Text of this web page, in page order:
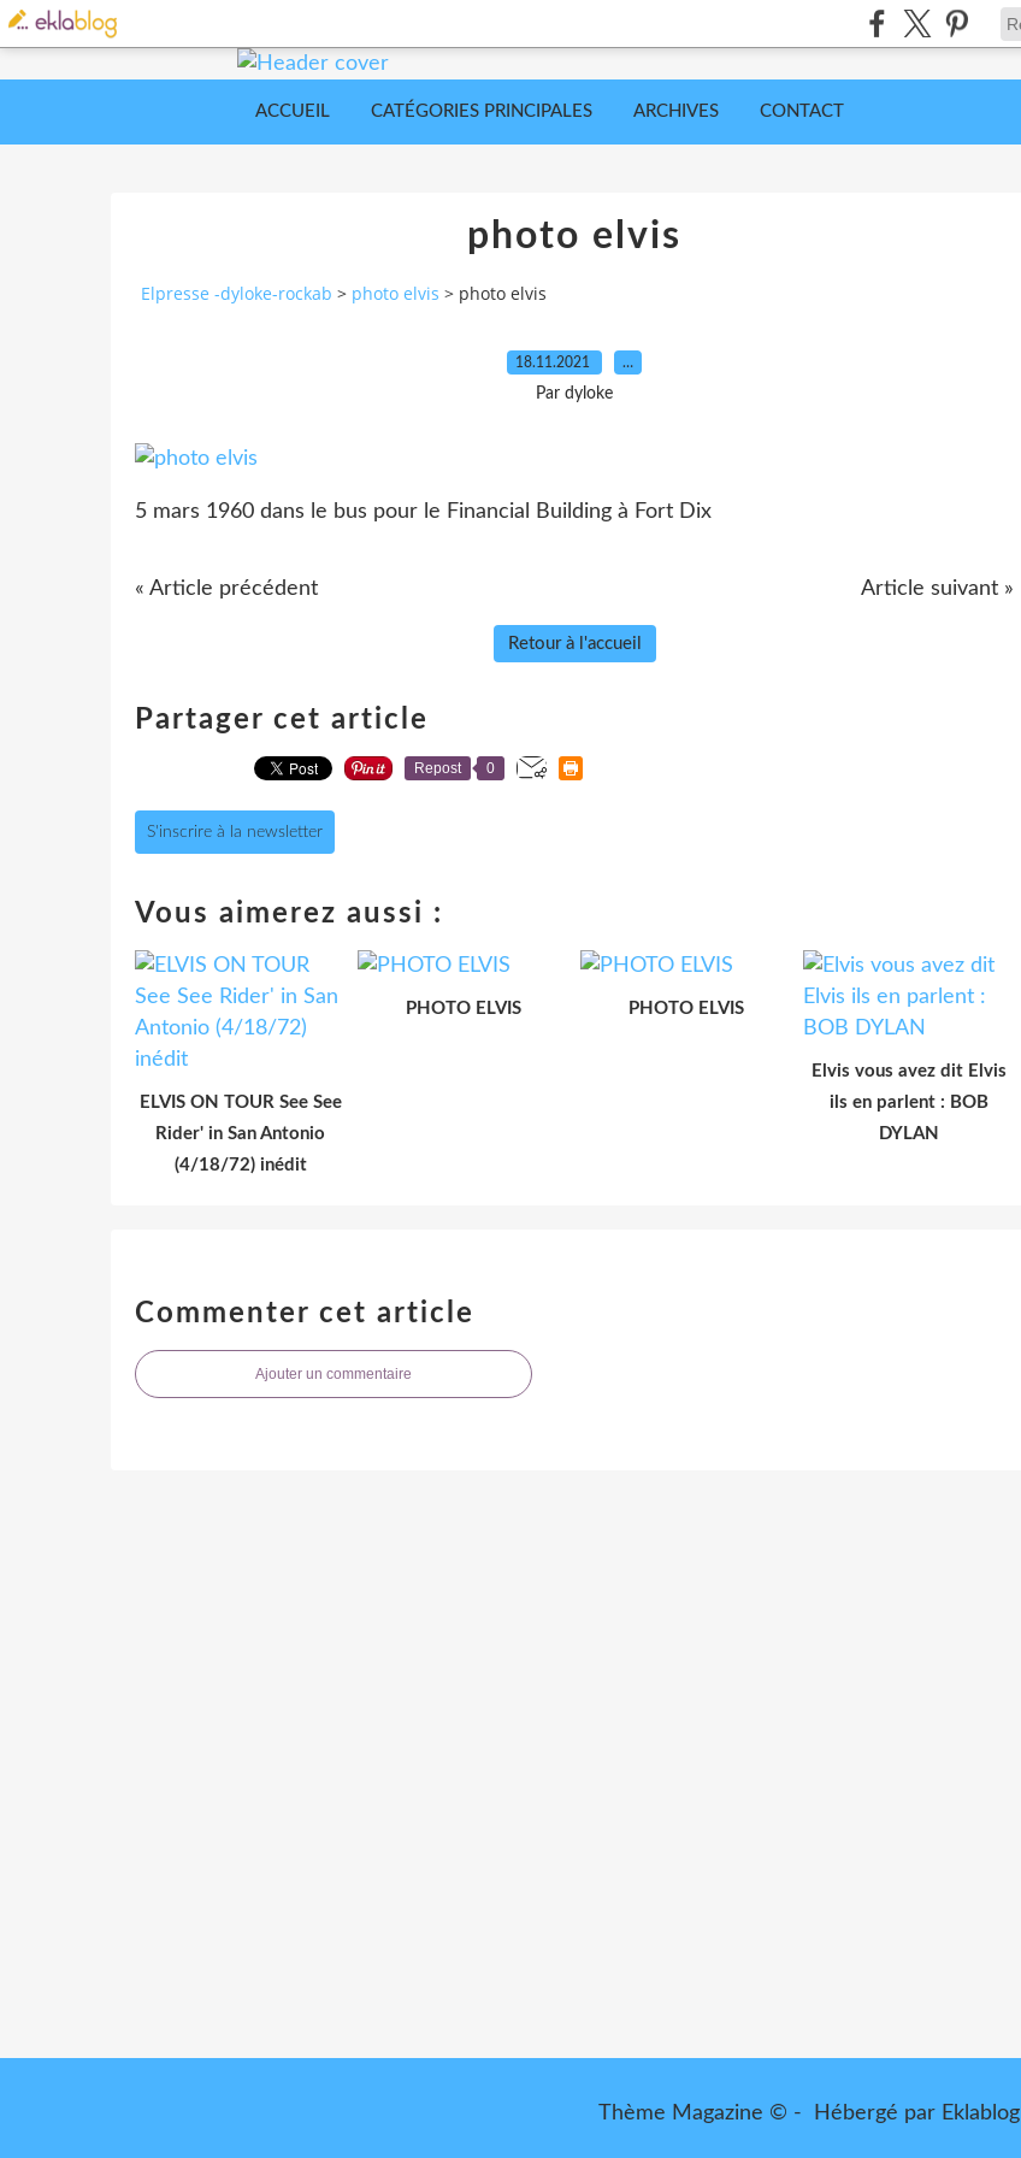
ACCUEIL CATÉGORIES PRINCIPALES ARCHIVES CONTACT
photo elvis
Elpresse -dyloke-rockab > photo elvis > photo elvis
18.11.2021 …
Par dyloke
5 mars 1960 dans le bus pour le Financial Building à Fort Dix
« Article précédent Article suivant »
Retour à l'accueil
Partager cet article
Repost 0
S'inscrire à la newsletter
Vous aimerez aussi :
ELVIS ON TOUR See See
Rider' in San Antonio
(4/18/72) inédit
PHOTO ELVIS PHOTO ELVIS
Elvis vous avez dit Elvis
ils en parlent : BOB
DYLAN
Commenter cet article
Ajouter un commentaire
Thème Magazine © - Hébergé par Eklablog